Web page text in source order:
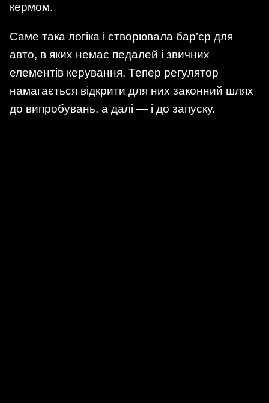
кермом.
Саме така логіка і створювала бар’єр для
авто, в яких немає педалей і звичних
елементів керування. Тепер регулятор
намагається відкрити для них законний шлях
до випробувань, а далі — і до запуску.